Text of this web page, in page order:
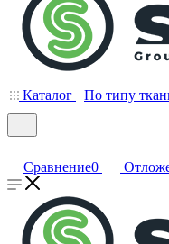
Каталог По типу
Сравнение0